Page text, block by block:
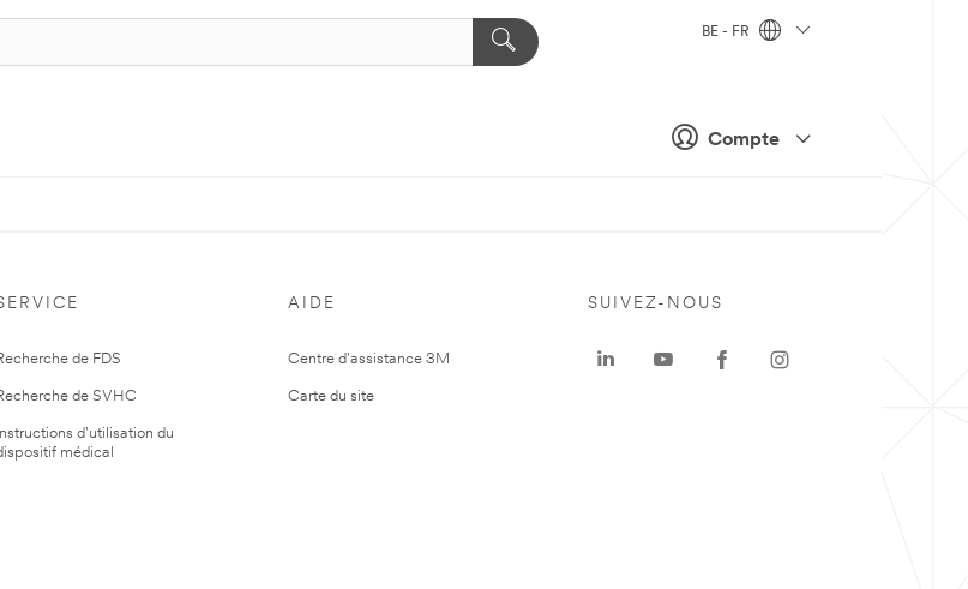
Compte
BE - FR
de FDS
de SVHC
Instructions d'utilisation du
médical
AIDE
Centre d'assistance 3M
Carte du site
SUIVEZ-NOUS